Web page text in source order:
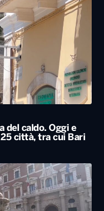
del caldo. Oggi e
città, tra cui Bari